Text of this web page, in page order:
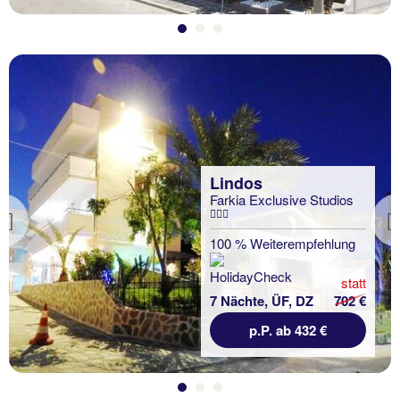
Previous
Lindos
Farkia Exclusive Studios
100 % Weiterempfehlung
7 Nächte, ÜF, DZ
statt
702 €
p.P. ab 432 €